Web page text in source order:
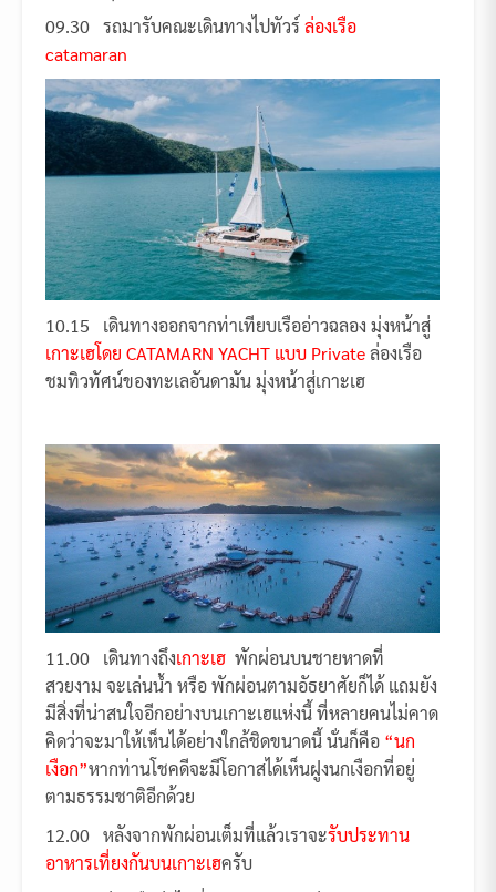
09.30 รถมารับคณะเดินทางไปทัวร์ ล่องเรือ
catamaran
10.15 เดินทางออกจากท่าเทียบเรืออ่าวฉลอง มุ่งหน้าสู่
เกาะเฮโดย CATAMARN YACHT แบบ Privateล่องเรือ
ชมทิวทัศน์ของทะเลอันดามัน มุ่งหน้าสู่เกาะเฮ
11.00 เดินทางถึงเกาะเฮ พักผ่อนบนชายหาดที่
สวยงาม จะเล่นน้ำ หรือ พักผ่อนตามอัธยาศัยก็ได้ แถมยัง
มีสิ่งที่น่าสนใจอีกอย่างบนเกาะเฮแห่งนี้ ที่หลายคนไม่คาด
คิดว่าจะมาให้เห็นได้อย่างใกล้ชิดขนาดนี้ นั่นก็คือ “นก
เงือก”หากท่านโชคดีจะมีโอกาสได้เห็นฝูงนกเงือกที่อยู่
ตามธรรมชาติอีกด้วย
12.00 หลังจากพักผ่อนเต็มที่แล้วเราจะรับประทาน
อาหารเที่ยงกันบนเกาะเฮครับ